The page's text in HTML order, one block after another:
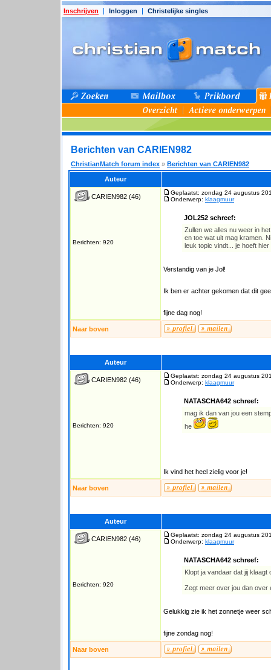
Inschrijven Inloggen Christelijke singles
Berichten van CARIEN982
ChristianMatch forum index » Berichten van CARIEN982
Auteur
CARIEN982 (46)
Berichten: 920
Geplaatst: zondag 24 augustus
Onderwerp: klaagmuur
JOL252 schreef:
Zullen we alles nu weer in
en toe wat uit mag kramen.
leuk topic vindt... je hoeft
Verstandig van je Jol!
Ik ben er achter gekomen dat dit
fijne dag nog!
Naar boven
Auteur
CARIEN982 (46)
Berichten: 920
Geplaatst: zondag 24 augustus
Onderwerp: klaagmuur
NATASCHA642 schreef:
mag ik dan van jou een
he
Ik vind het heel zielig voor je!
Naar boven
Auteur
CARIEN982 (46)
Berichten: 920
Geplaatst: zondag 24 augustus
Onderwerp: klaagmuur
NATASCHA642 schreef:
Klopt ja vandaar dat jij klaagt
Zegt meer over jou dan over
Gelukkig zie ik het zonnetje weer
fijne zondag nog!
Naar boven